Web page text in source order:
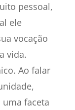
pessoal,
ele
vocação
vida.
Ao falar
faceta